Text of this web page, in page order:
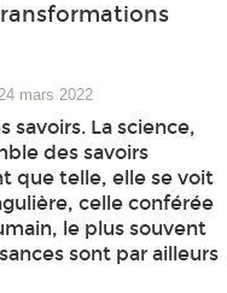
mars 2022
La science,
des savoirs
que telle, elle se voit
celle conférée
le plus souvent
sont par ailleurs